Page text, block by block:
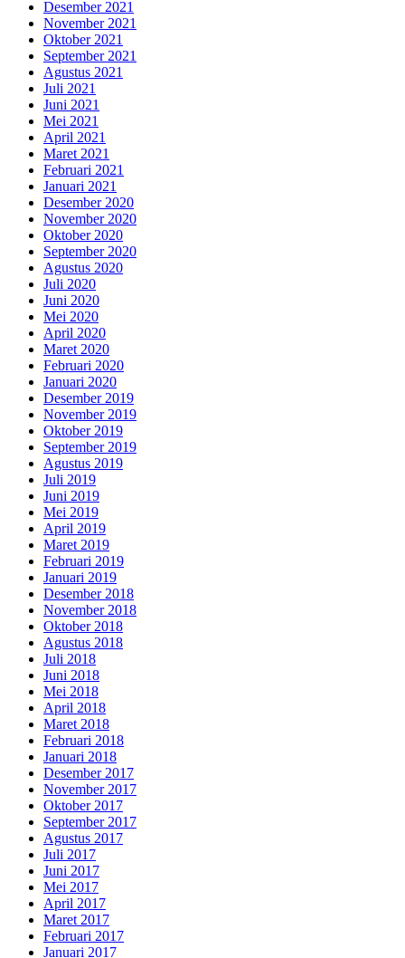
Desember 2021
November 2021
Oktober 2021
September 2021
Agustus 2021
Juli 2021
Juni 2021
Mei 2021
April 2021
Maret 2021
Februari 2021
Januari 2021
Desember 2020
November 2020
Oktober 2020
September 2020
Agustus 2020
Juli 2020
Juni 2020
Mei 2020
April 2020
Maret 2020
Februari 2020
Januari 2020
Desember 2019
November 2019
Oktober 2019
September 2019
Agustus 2019
Juli 2019
Juni 2019
Mei 2019
April 2019
Maret 2019
Februari 2019
Januari 2019
Desember 2018
November 2018
Oktober 2018
Agustus 2018
Juli 2018
Juni 2018
Mei 2018
April 2018
Maret 2018
Februari 2018
Januari 2018
Desember 2017
November 2017
Oktober 2017
September 2017
Agustus 2017
Juli 2017
Juni 2017
Mei 2017
April 2017
Maret 2017
Februari 2017
Januari 2017